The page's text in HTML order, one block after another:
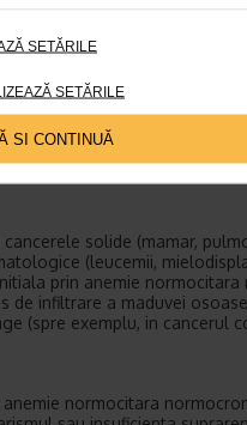
SETĂRILE
SETĂRILE
SI CONTINUĂ
eritropoietinei este foarte
Anemia normocitara
aparea chiar inainte de
solide (mamar,
(leucemii,
prin anemie normocitara
de infiltrare a maduvei
(spre exemplu, in cancerul
normocitara